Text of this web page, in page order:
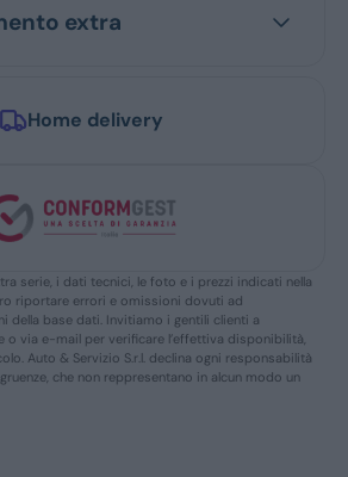
extra
Home delivery
serie, i dati tecnici, le foto e i prezzi indicati nella
riportare errori e omissioni dovuti ad
della base dati. Invitiamo i gentili clienti a
o via e-mail per verificare l’effettiva disponibilità,
Auto & Servizio S.r.l. declina ogni responsabilità
che non reppresentano in alcun modo un